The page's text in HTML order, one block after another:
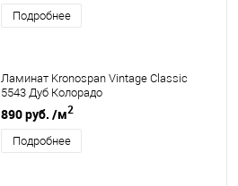
Подробнее
Ламинат Kronospan Vintage Classic
5543 Дуб Колорадо
890 руб. /м2
Подробнее